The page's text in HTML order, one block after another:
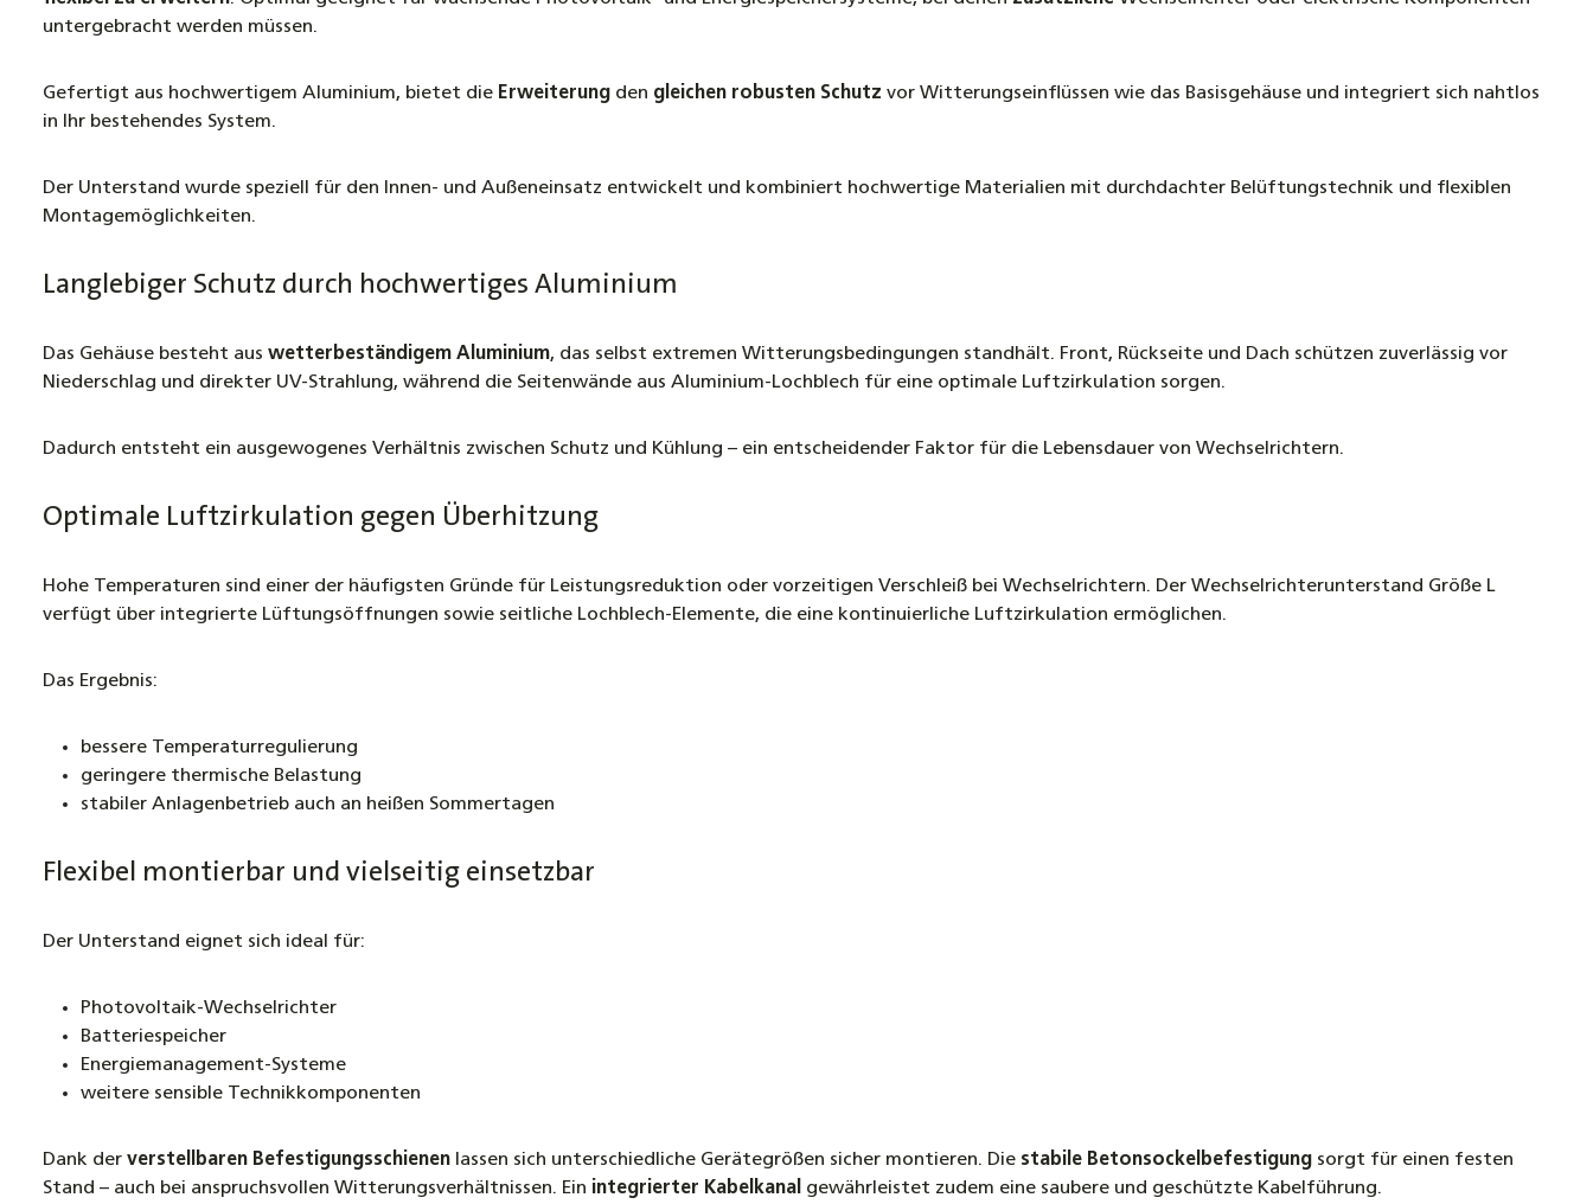
untergebracht werden müssen.
Gefertigt aus hochwertigem Aluminium, bietet die Erweiterung den gleichen robusten Schutz vor Witterungseinflüssen wie das Basisgehäuse und integriert sich nahtlos
in Ihr bestehendes System.
Der Unterstand wurde speziell für den Innen- und Außeneinsatz entwickelt und kombiniert hochwertige Materialien mit durchdachter Belüftungstechnik und flexiblen
Montagemöglichkeiten.
Langlebiger Schutz durch hochwertiges Aluminium
Das Gehäuse besteht aus wetterbeständigem Aluminium, das selbst extremen Witterungsbedingungen standhält. Front, Rückseite und Dach schützen zuverlässig vor
Niederschlag und direkter UV-Strahlung, während die Seitenwände aus Aluminium-Lochblech für eine optimale Luftzirkulation sorgen.
Dadurch entsteht ein ausgewogenes Verhältnis zwischen Schutz und Kühlung – ein entscheidender Faktor für die Lebensdauer von Wechselrichtern.
Optimale Luftzirkulation gegen Überhitzung
Hohe Temperaturen sind einer der häufigsten Gründe für Leistungsreduktion oder vorzeitigen Verschleiß bei Wechselrichtern. Der Wechselrichterunterstand Größe L
verfügt über integrierte Lüftungsöffnungen sowie seitliche Lochblech-Elemente, die eine kontinuierliche Luftzirkulation ermöglichen.
Das Ergebnis:
bessere Temperaturregulierung
geringere thermische Belastung
stabiler Anlagenbetrieb auch an heißen Sommertagen
Flexibel montierbar und vielseitig einsetzbar
Der Unterstand eignet sich ideal für:
Photovoltaik-Wechselrichter
Batteriespeicher
Energiemanagement-Systeme
weitere sensible Technikkomponenten
Dank der verstellbaren Befestigungsschienen lassen sich unterschiedliche Gerätegrößen sicher montieren. Die stabile Betonsockelbefestigung sorgt für einen festen
Stand – auch bei anspruchsvollen Witterungsverhältnissen. Ein integrierter Kabelkanal gewährleistet zudem eine saubere und geschützte Kabelführung.